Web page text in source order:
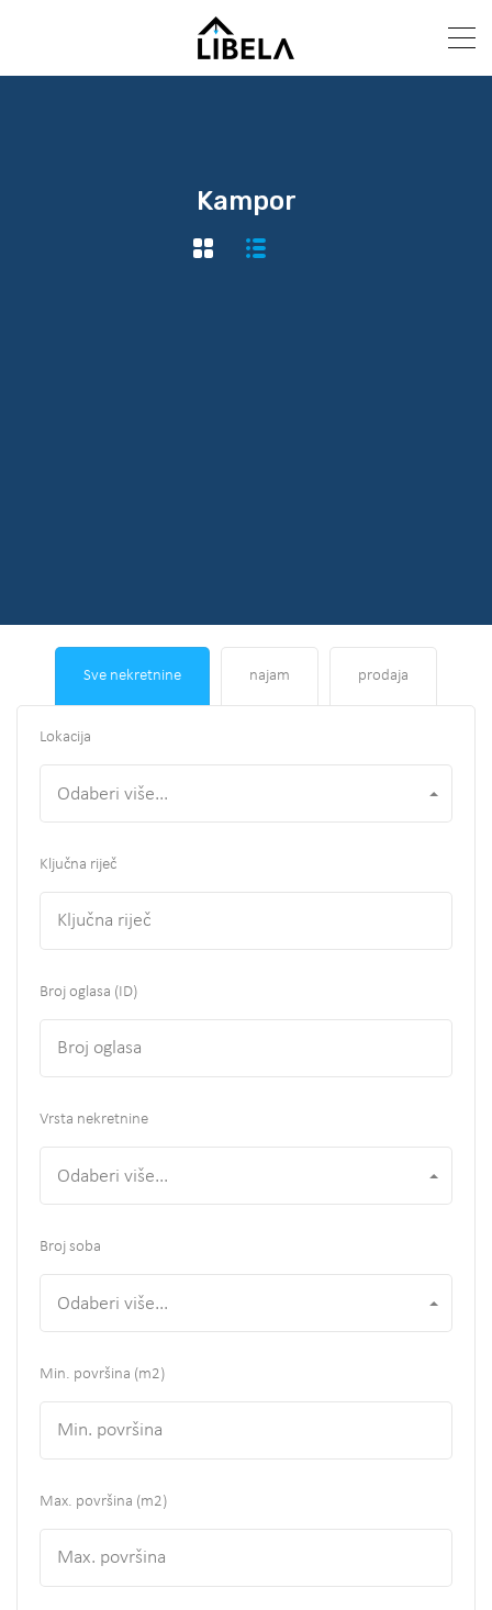
Kampor
Sve nekretnine najam prodaja
Lokacija
Odaberi više...
Ključna riječ
Broj oglasa (ID)
Vrsta nekretnine
Odaberi više...
Broj soba
Odaberi više...
Min. površina (m2)
Max. površina (m2)